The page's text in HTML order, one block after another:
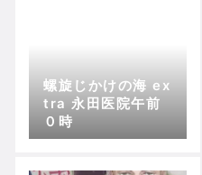
螺旋じかけの海 ex
tra 永田医院午前
０時